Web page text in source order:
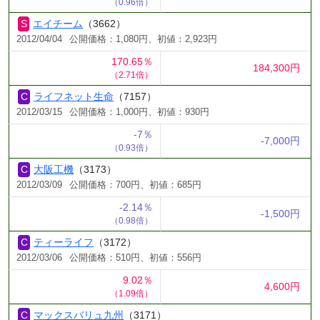
エイチーム （3662）
2012/04/04 公開価格：1,080円、初値：2,923円
170.65％
（2.71倍）
184,300円
ライフネット生命 （7157）
2012/03/15 公開価格：1,000円、初値：930円
-7％
（0.93倍）
-7,000円
大阪工機 （3173）
2012/03/09 公開価格：700円、初値：685円
-2.14％
（0.98倍）
-1,500円
ティーライフ （3172）
2012/03/06 公開価格：510円、初値：556円
9.02％
（1.09倍）
4,600円
マックスバリュ九州 （3171）